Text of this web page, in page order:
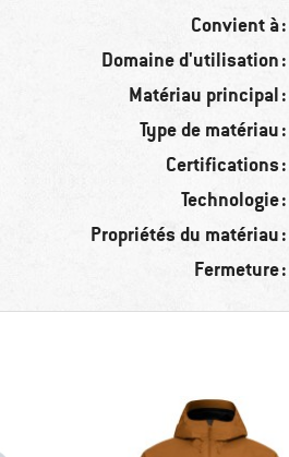
Convient à :
Domaine d'utilisation :
Matériau principal :
Type de matériau :
Certifications :
Technologie :
Propriétés du matériau :
Fermeture :